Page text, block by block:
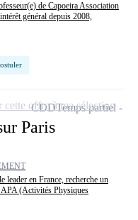
de Capoeira Association
général depuis 2008,
Paris
leader en France, recherche un
(Activités Physiques
CDDTemps partiel
cette offre à ma sélection